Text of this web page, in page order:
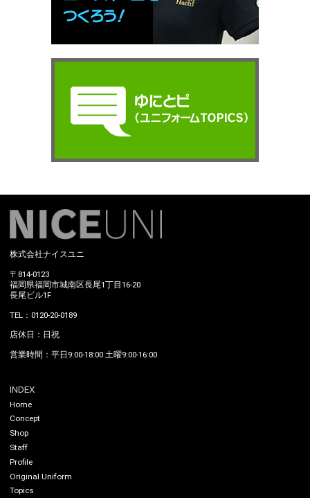
株式会社ナイスユニ
〒814-0123
福岡県福岡市城南区長尾1丁目16-20
長尾ビル1F
TEL：0120-20-0189
店休日：日祝
営業時間：平日9:00-18:00 土曜9:00-16:00
INDEX
Home
Concept
Shop
Staff
Profile
Original Uniform
Topics